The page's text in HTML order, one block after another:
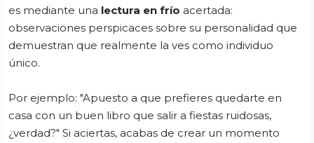
es mediante una lectura en frío acertada:
observaciones perspicaces sobre su personalidad que
demuestran que realmente la ves como individuo
único.
Por ejemplo: "Apuesto a que prefieres quedarte en
casa con un buen libro que salir a fiestas ruidosas,
¿verdad?" Si aciertas, acabas de crear un momento